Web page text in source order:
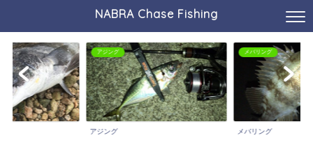
NABRA Chase Fishing
メバリング
メバリング
バスフィッシング
バスフィッシング